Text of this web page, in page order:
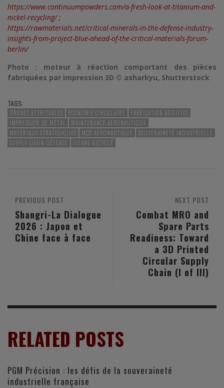
https://www.continuumpowders.com/a-fresh-look-at-titanium-and-
nickel-recycling/;
https://rawmaterials.net/critical-minerals-in-the-defense-industry-
insights-from-project-blue-ahead-of-the-critical-materials-forum-
berlin/
Photo : moteur à réaction comportant des pièces
fabriquées par impression 3D © asharkyu, Shutterstock
TAGS:
DRONES ATTRITABLES ÉCONOMIE CIRCULAIRE
FABRICATION ADDITIVE
IMPRESSION 3D MÉTAL
MAINTENANCE AERONAUTIQUE
MATERIAUX STRATEGIQUES
MCO AÉRONAUTIQUE
SOUVERAINETÉ INDUSTRIELLE
SUPPLY CHAIN DÉFENSE
TITANE RECYCLÉ
NEXT POST
Combat MRO and
Spare Parts
Readiness: Toward
a 3D Printed
Circular Supply
Chain (I of III)
PREVIOUS POST
Shangri-La Dialogue
2026 : Japon et
Chine face à face
RELATED POSTS
PGM Précision : les défis de la souveraineté
industrielle française